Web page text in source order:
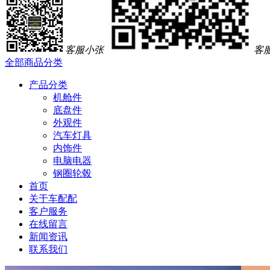
客服小张
客
全部商品分类
产品分类
机舱件
底盘件
外观件
汽车灯具
内饰件
电脑电器
钢圈轮毂
首页
关于车配配
客户服务
在线留言
新闻资讯
联系我们